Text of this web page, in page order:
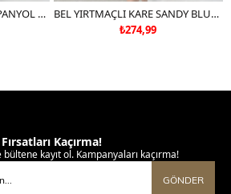
BEL ASİMETRİK KESİM İSPANYOL KOL CROP BLUZ BEYAZ
BEL YIRTMAÇLI KARE SANDY BLUZ GRİ
₺274,99
Fırsatları Kaçırma!
kayıt ol. Kampanyaları kaçırma!
GÖNDER